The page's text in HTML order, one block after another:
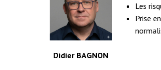
Didier BAGNON
Les
Prise